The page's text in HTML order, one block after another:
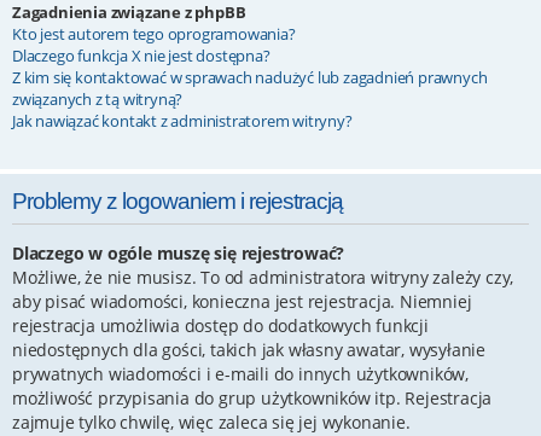
Zagadnienia związane z phpBB
Kto jest autorem tego oprogramowania?
Dlaczego funkcja X nie jest dostępna?
Z kim się kontaktować w sprawach nadużyć lub zagadnień prawnych
związanych z tą witryną?
Jak nawiązać kontakt z administratorem witryny?
Problemy z logowaniem i rejestracją
Dlaczego w ogóle muszę się rejestrować?
Możliwe, że nie musisz. To od administratora witryny zależy czy,
aby pisać wiadomości, konieczna jest rejestracja. Niemniej
rejestracja umożliwia dostęp do dodatkowych funkcji
niedostępnych dla gości, takich jak własny awatar, wysyłanie
prywatnych wiadomości i e-maili do innych użytkowników,
możliwość przypisania do grup użytkowników itp. Rejestracja
zajmuje tylko chwilę, więc zaleca się jej wykonanie.